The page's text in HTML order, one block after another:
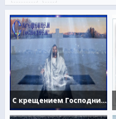
С крещением Господним гиф открытка